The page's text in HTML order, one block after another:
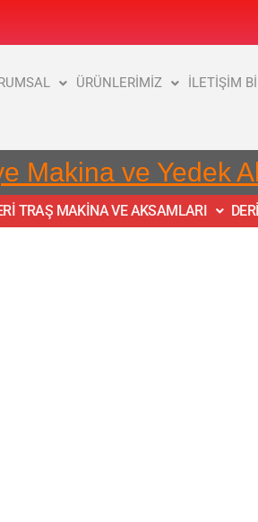
ÜRÜNLERİMİZ İLETİŞİM
Makina ve Yedek
TRAŞ MAKİNA VE AKSAMLARI